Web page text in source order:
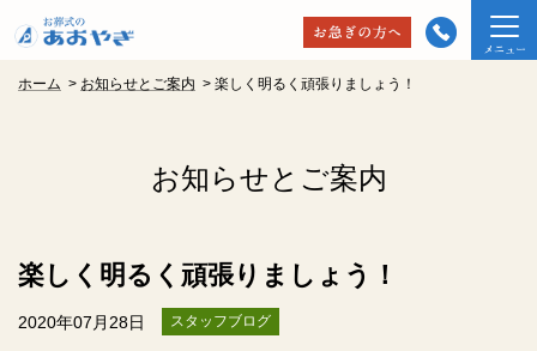
ホーム > お知らせとご案内 > 楽しく明るく頑張りましょう！
お知らせとご案内
楽しく明るく頑張りましょう！
2020年07月28日 スタッフブログ